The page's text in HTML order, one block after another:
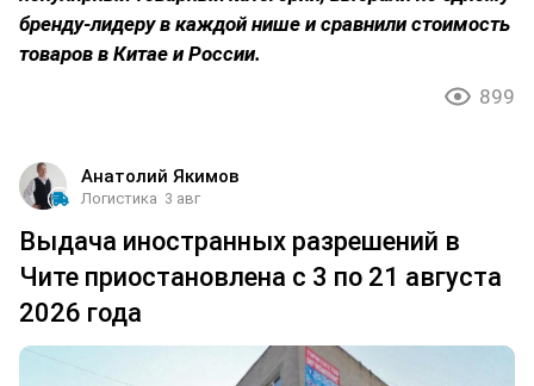
бренду-лидеру в каждой нише и сравнили стоимость
товаров в Китае и России.
899
Анатолий Якимов
Логистика 3 авг
Выдача иностранных разрешений в
Чите приостановлена с 3 по 21 августа
2026 года